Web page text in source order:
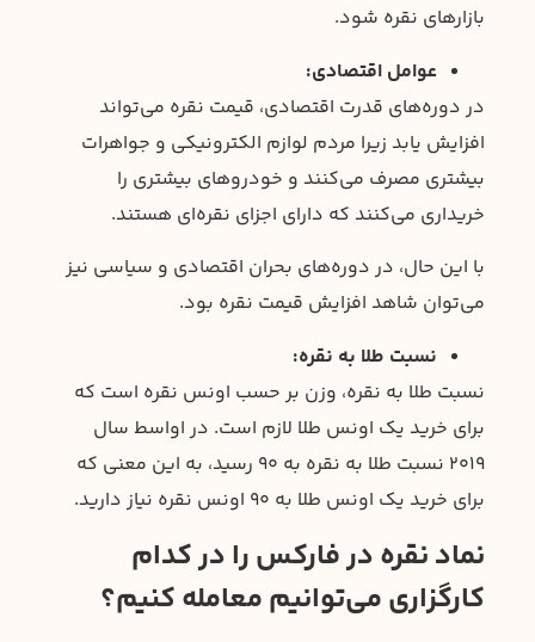
بازارهای نقره شود.
عوامل اقتصادی:
در دوره‌های قدرت اقتصادی، قیمت نقره می‌تواند
افزایش یابد زیرا مردم لوازم الکترونیکی و جواهرات
بیشتری مصرف می‌کنند و خودروهای بیشتری را
خریداری می‌کنند که دارای اجزای نقره‌ای هستند.
با این حال، در دوره‌های بحران اقتصادی و سیاسی نیز
می‌توان شاهد افزایش قیمت نقره بود.
نسبت طلا به نقره:
نسبت طلا به نقره، وزن بر حسب اونس نقره است که
برای خرید یک اونس طلا لازم است. در اواسط سال
2019 نسبت طلا به نقره به 90 رسید، به این معنی که
برای خرید یک اونس طلا به 90 اونس نقره نیاز دارید.
نماد نقره در فارکس را در کدام
کارگزاری می‌توانیم معامله کنیم؟